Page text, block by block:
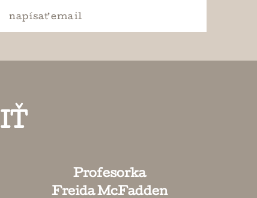
napísaťemail
Profesorka
Freida McFadden